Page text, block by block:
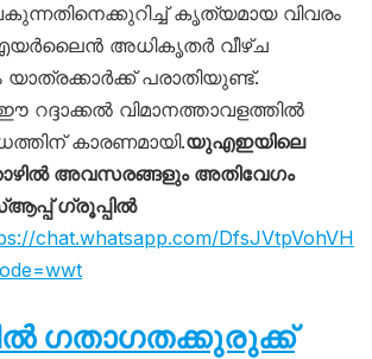
കൃത്യമായ വിവരം
അധികൃതർ വീഴ്ച
പരാതിയുണ്ട്.
റദ്ദാക്കൽ വിമാനത്താവളത്തിൽ
കാരണമായി.യുഎഇയിലെ
അവസരങ്ങളും അതിവേഗം
ഗ്രൂപ്പിൽ
chat.whatsapp.com/DfsJVtpVohVH
ഗതാഗതക്കുരുക്ക്